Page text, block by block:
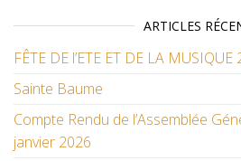
ARTICLES
FÊTE DE l’ETE ET DE LA MUSIQUE
Sainte Baume
Compte Rendu de l’Assemblée
janvier 2026